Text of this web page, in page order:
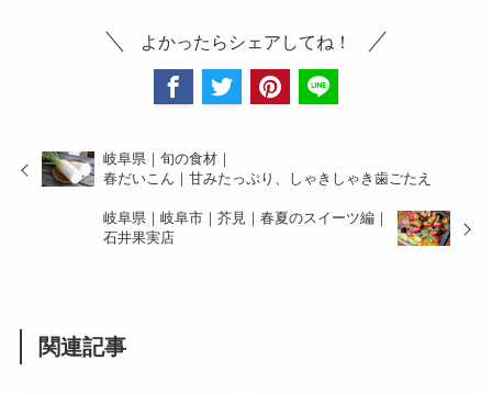
よかったらシェアしてね！
岐阜県｜旬の食材｜
春だいこん｜甘みたっぷり、しゃきしゃき歯ごたえ
岐阜県｜岐阜市｜芥見｜春夏のスイーツ編｜
石井果実店
関連記事